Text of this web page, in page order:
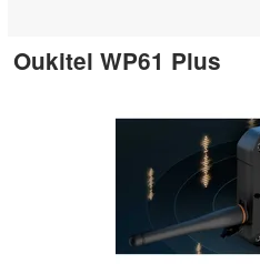
Oukitel WP61 Plus